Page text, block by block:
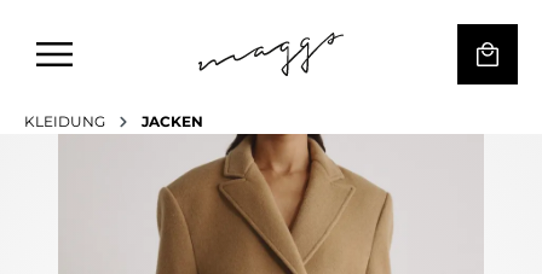
KLEIDUNG JACKEN